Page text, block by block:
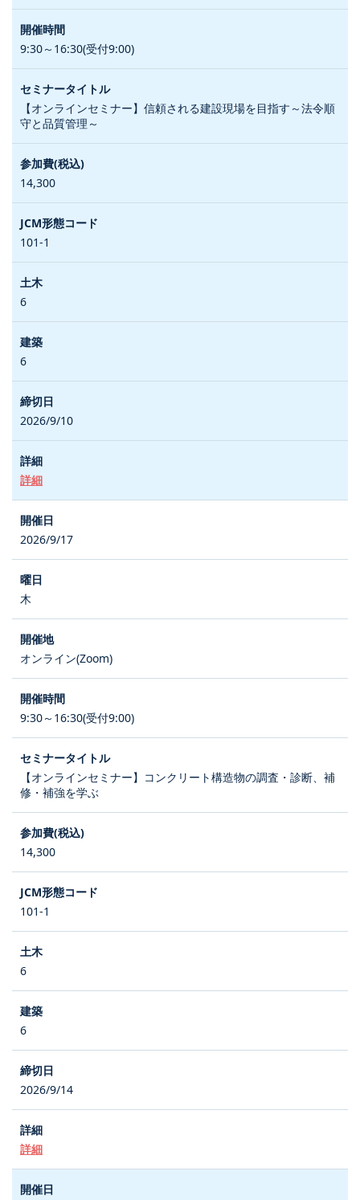
9:30～16:30(受付9:00)
【オンラインセミナー】信頼される建設現場を目指す～法令順
守と品質管理～
14,300
101-1
6
6
2026/9/10
詳細
2026/9/17
木
オンライン(Zoom)
9:30～16:30(受付9:00)
【オンラインセミナー】コンクリート構造物の調査・診断、補
修・補強を学ぶ
14,300
101-1
6
6
2026/9/14
詳細